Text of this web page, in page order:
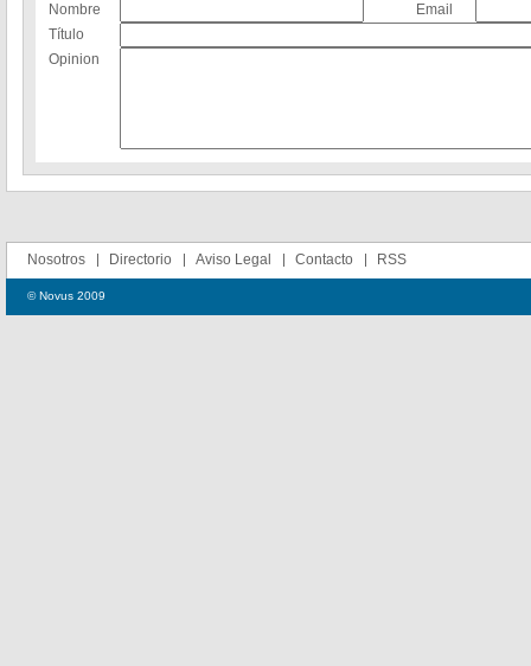
Nombre
Email
Título
Opinion
Nosotros Directorio Aviso Legal Contacto RSS
© Novus 2009